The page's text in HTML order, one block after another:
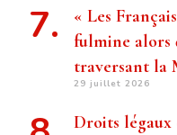
« Les
fulmine alors
traversant la
29 juillet 2026
Droits légaux